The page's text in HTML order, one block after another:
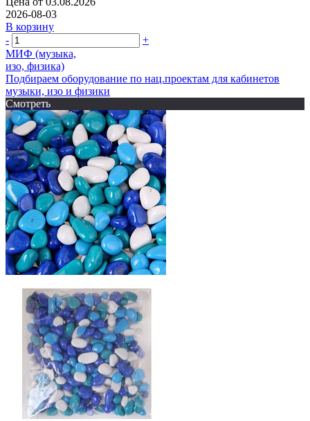
2026-08-03
В корзину
-
+
МИФ (музыка,
изо, физика)
Подбираем оборудование по нац.проектам для кабинетов
музыки, изо и физики
Смотреть